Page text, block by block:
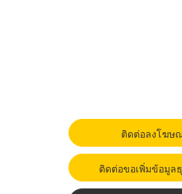
ติดต่อลงโฆษ
ติดต่อขอเพิ่มข้อมูล